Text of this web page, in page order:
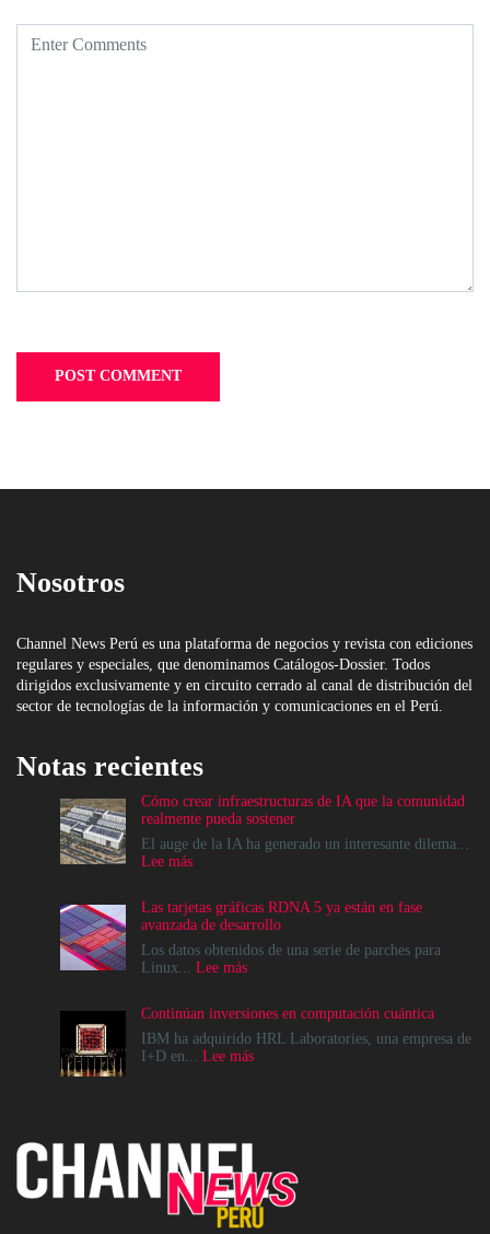
Nosotros
Channel News Perú es una plataforma de negocios y revista con ediciones
regulares y especiales, que denominamos Catálogos-Dossier. Todos
dirigidos exclusivamente y en circuito cerrado al canal de distribución del
sector de tecnologías de la información y comunicaciones en el Perú.
Notas recientes
Cómo crear infraestructuras de IA que la comunidad
realmente pueda sostener
El auge de la IA ha generado un interesante dilema...
Lee más:
infraestructuras
de
IA
que
realmente
pueda
sostener
Las tarjetas gráficas RDNA 5 ya están en fase
avanzada de desarrollo
Los datos obtenidos de una serie de parches para
Linux... Lee más:
gráficas
RDNA
5
avanzada
desarrollo
Continúan inversiones en computación cuántica
IBM ha adquirido HRL Laboratories, una empresa de
I+D en... Lee más: